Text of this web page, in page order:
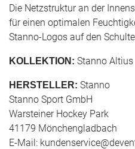
Die Netzstruktur an der
für einen optimalen
Stanno-Logos auf den
KOLLEKTION: Stanno Altius
HERSTELLER: Stanno
Stanno Sport GmbH
Warsteiner Hockey Park
41179 Mönchengladbach
E-Mail: